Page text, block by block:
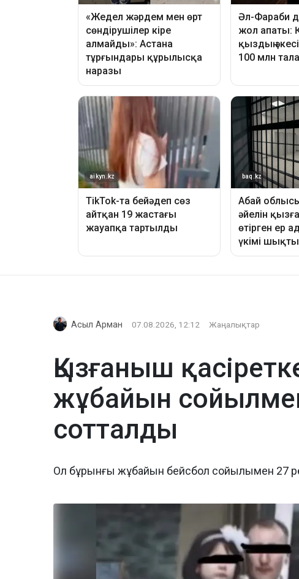
Асыл Арман 07.08.2026, 12:12 Жаңалықтар
Қызғаныш
жұбайын
сотталды
Ол бұрынғы жұбайын бейсбол сойылымен 27